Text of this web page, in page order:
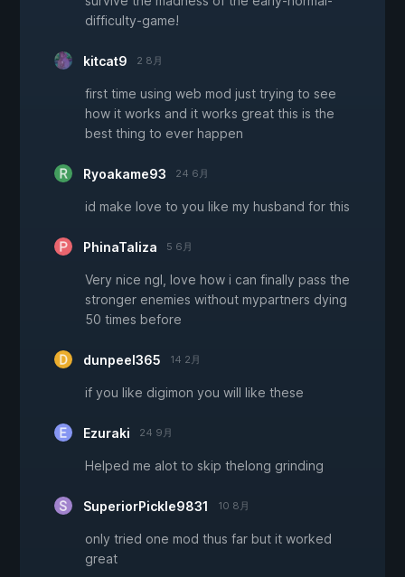
difficulty-game!
kitcat9 2 8月
first time using web mod just trying to see
how it works and it works great this is the
best thing to ever happen
Ryoakame93 24 6月
id make love to you like my husband for this
PhinaTaliza 5 6月
Very nice ngl, love how i can finally pass the
stronger enemies without mypartners dying
50 times before
dunpeel365 14 2月
if you like digimon you will like these
Ezuraki 24 9月
Helped me alot to skip thelong grinding
SuperiorPickle9831 10 8月
only tried one mod thus far but it worked
great